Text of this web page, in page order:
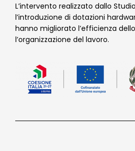
L’intervento realizzato dallo
l’introduzione di dotazioni
hanno migliorato l’efficienza
l’organizzazione del lavoro.